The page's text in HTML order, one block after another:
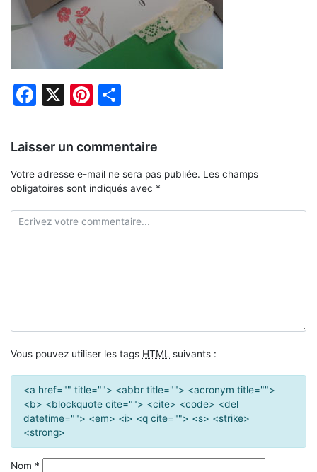
Facebook
X Pinterest
Laisser un commentaire
Votre adresse e-mail ne sera pas publiée. Les champs
obligatoires sont indiqués avec *
Vous pouvez utiliser les tags HTML suivants :
<a href="" title=""> <abbr title=""> <acronym title="">
<b> <blockquote cite=""> <cite> <code> <del
datetime=""> <em> <i> <q cite=""> <s> <strike>
<strong>
Nom *